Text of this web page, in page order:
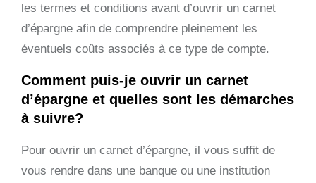
les termes et conditions avant d’ouvrir un carnet
d’épargne afin de comprendre pleinement les
éventuels coûts associés à ce type de compte.
Comment puis-je ouvrir un carnet
d’épargne et quelles sont les démarches
à suivre?
Pour ouvrir un carnet d’épargne, il vous suffit de
vous rendre dans une banque ou une institution